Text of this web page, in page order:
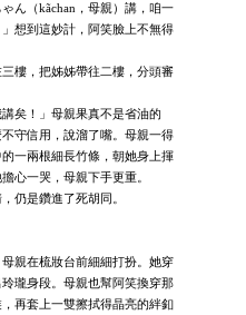
ん（kãchan，母親）講，咱一
想到這妙計，阿笑臉上不無得
樓，把姊姊帶往二樓，分頭審
矣！」母親果真不是省油的
守信用，說溜了嘴。母親一得
一兩根細長竹條，朝她身上揮
心一哭，母親下手更重。
仍是鑽進了死胡同。
親在梳妝台前細細打扮。她穿
瓏身段。母親也幫阿笑換穿那
再套上一雙擦拭得晶亮的絆釦